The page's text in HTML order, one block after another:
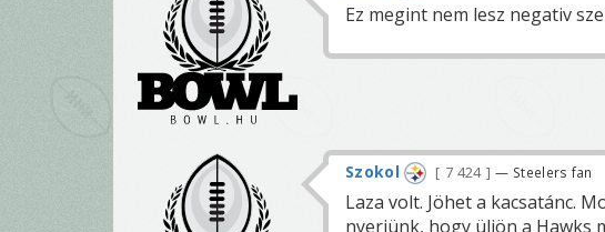
Ez megint nem lesz negativ
Szokol 7 424 — Steelers fan
Laza volt. Jöhet a kacsatánc.
nyerjünk, hogy üljön a Hawks